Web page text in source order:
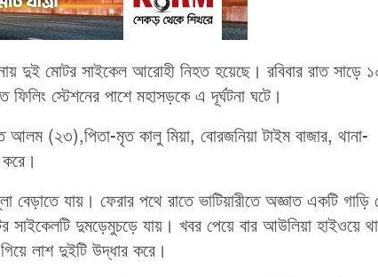
দুই মোটর সাইকেল আরোহী নিহত হয়েছে। রবিবার রাত সাড়ে
স্টেশনের পাশে মহাসড়কে এ দূর্ঘটনা ঘটে।
(২৩),পিতা-মৃত কালু মিয়া, বোরজনিয়া টাইম বাজার, থানা-
যায়। ফেরার পথে রাতে ভাটিয়ারীতে অজ্ঞাত একটি গাড়ি
দুমড়েমুচড়ে যায়। খবর পেয়ে বার আউলিয়া হাইওয়ে
লাশ দুইটি উদ্ধার করে।